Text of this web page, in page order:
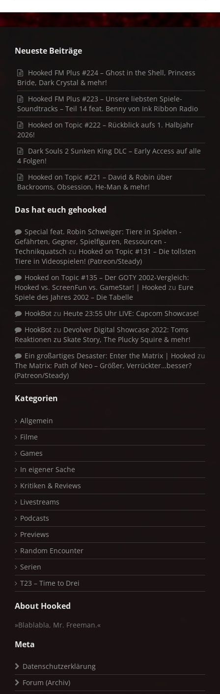
Neueste Beiträge
Hooked FM Plus #224 – Ghost in the Shell, Princess
Bride, Dark Crystal & mehr!
Hooked FM Plus #223 – Unsere liebsten Spiele-
Soundtracks – Teil 14 feat. Benny von Ink Ribbon Radio
Hooked on Topic #222 – Rückblick aufs 1. Halbjahr
2026!
Dark Souls 2 Sunken King DLC – Early Access auf alle
4 Folgen!
Hooked on Topic #221 – David & Robin über
Backrooms, Obsession, He-Man & mehr!
Das hat euch gehooked
Special feat. Robin Schweiger: Tiere in Spielen -
Gefährten, Gegner, Spielfiguren, Ressourcen -
Technikquatsch zu Hooked on Topic #131 – Die tollsten
Tiere in Videospielen! (Patreon/Steady)
Hooked on Topic #135 – Der GOTY 2002-Vergleich:
Hooked vs. ScreenFun vs. GameStar! | Hooked zu Eure
Spiele des Jahres 2002 – Die Tabelle
HookBot zu Heute 23:55 Uhr LIVE: Capcom Showcase!
HookBot zu Devolver Digital Showcase 2022: Toms
Reaktionen zu Skate Story, The Plucky Squire & mehr!
Ein großartiges Desaster: Enter the Matrix | Hooked zu
The Matrix: Path of Neo – Größer, Verrückter…besser?
(Patreon/Steady)
Kategorien
Allgemein
Filme
Games
In eigener Sache
Kritiken & Reviews
Livestreams
Podcasts
Previews
Random Encounter
Serien
T23 – Time to Drei
About Hooked
»Blablabla, Mr. Freeman.«
Meta
Datenschutzerklärung
Forum (Archiv)